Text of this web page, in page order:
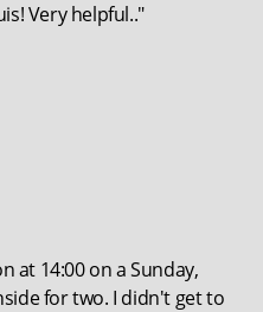
Very helpful.."
at 14:00 on a Sunday,
for two. I didn't get to